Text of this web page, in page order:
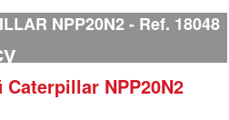
NPP20N2 Ref. 18048
Caterpillar NPP20N2